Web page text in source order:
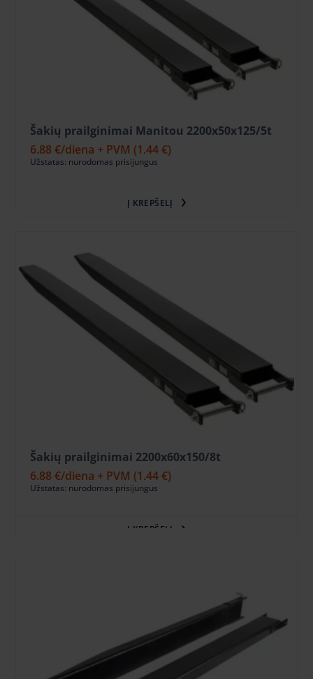
Šakių prailginimai Manitou 2200x50x125/5t
6.88 €/diena + PVM (1.44 €)
Užstatas: nurodomas prisijungus
Į KREPŠELĮ
Šakių prailginimai 2200x60x150/8t
6.88 €/diena + PVM (1.44 €)
Užstatas: nurodomas prisijungus
Į KREPŠELĮ